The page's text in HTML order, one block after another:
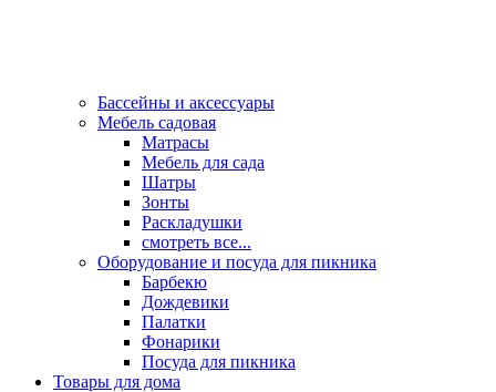
Бассейны и аксессуары
Мебель садовая
Матрасы
Мебель для сада
Шатры
Зонты
Раскладушки
смотреть все...
Оборудование и посуда для пикника
Барбекю
Дождевики
Палатки
Фонарики
Посуда для пикника
Товары для дома